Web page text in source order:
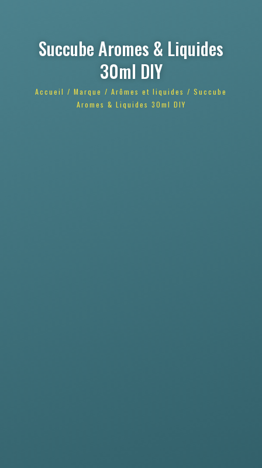
Succube Aromes & Liquides
30ml DIY
Accueil / Marque / Arômes et liquides / Succube
Aromes & Liquides 30ml DIY